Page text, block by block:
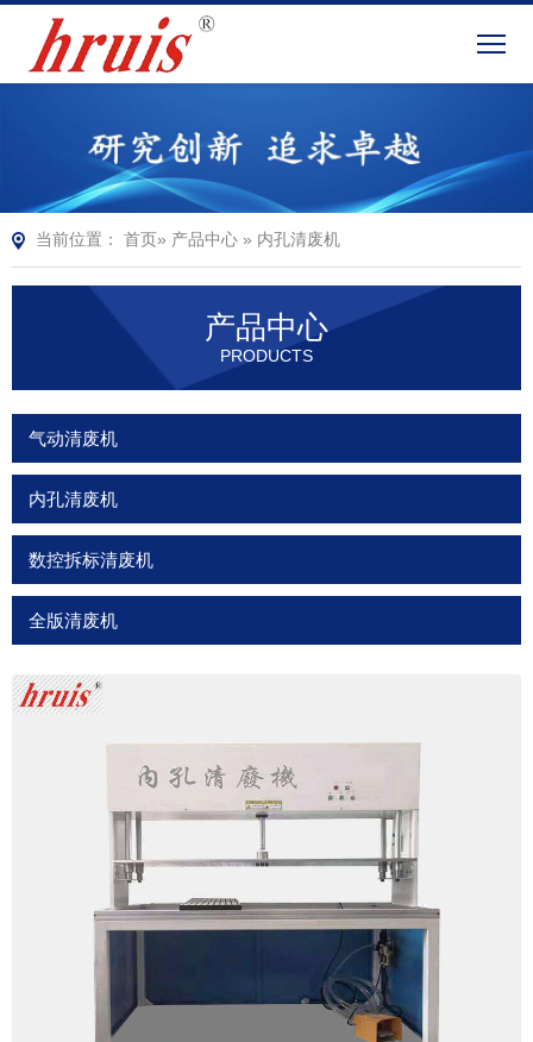
当前位置： 首页» 产品中心 » 内孔清废机
产品中心
PRODUCTS
气动清废机
内孔清废机
数控拆标清废机
全版清废机